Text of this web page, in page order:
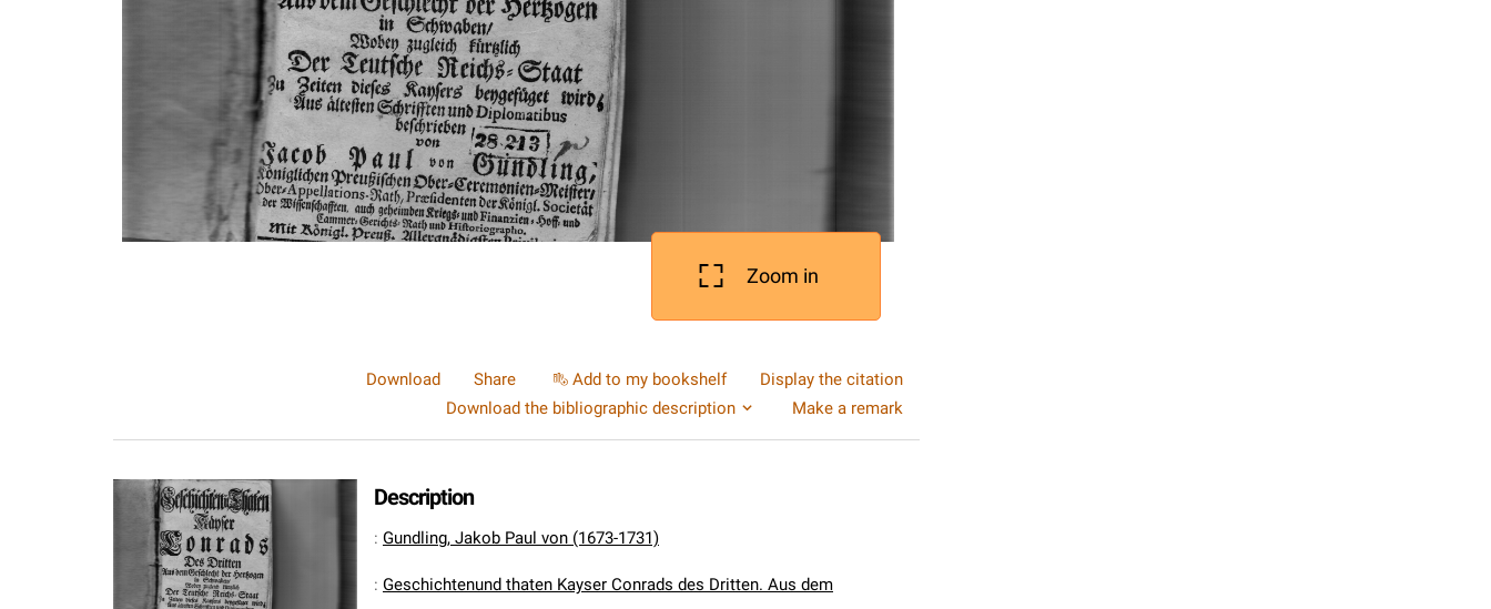
Zoom in
Download Share Add to my bookshelf
Display the citation
Download the bibliographic description
Make a remark
Description
: Gundling, Jakob Paul von (1673-1731)
: Geschichtenund thaten Kayser Conrads des Dritten. Aus dem